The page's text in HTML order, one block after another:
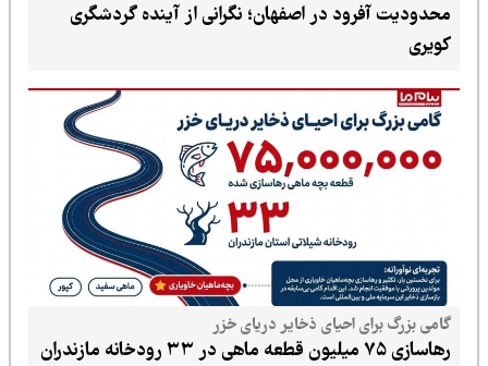
محدودیت آفرود در اصفهان؛ نگرانی از آینده گردشگری
کویری
گامی بزرگ برای احیای ذخایر دریای خزر
رهاسازی ۷۵ میلیون قطعه ماهی در ۳۳ رودخانه مازندران